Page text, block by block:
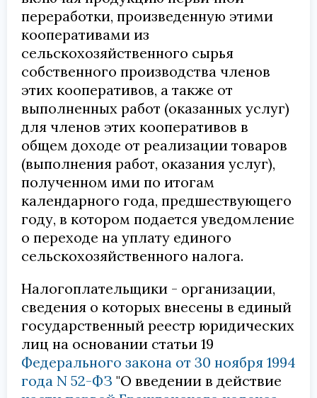
переработки, произведенную этими
кооперативами из
сельскохозяйственного сырья
собственного производства членов
этих кооперативов, а также от
выполненных работ (оказанных услуг)
для членов этих кооперативов в
общем доходе от реализации товаров
(выполнения работ, оказания услуг),
полученном ими по итогам
календарного года, предшествующего
году, в котором подается уведомление
о переходе на уплату единого
сельскохозяйственного налога.
Налогоплательщики - организации,
сведения о которых внесены в единый
государственный реестр юридических
лиц на основании статьи 19
Федерального закона от 30 ноября 1994
года N 52-ФЗ "О введении в действие